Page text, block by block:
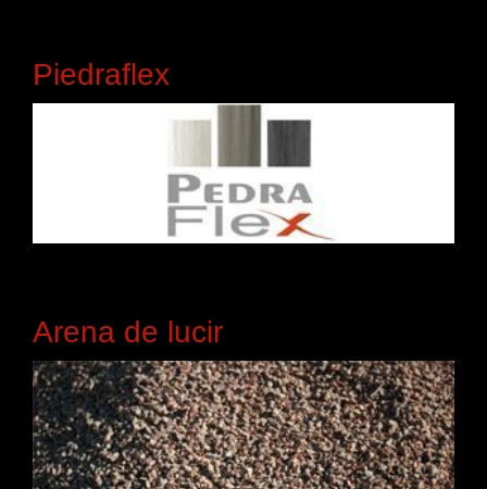
Piedraflex
Arena de lucir